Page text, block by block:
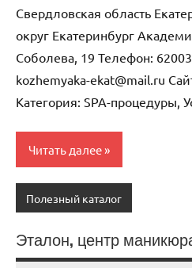
Свердловская область
округ Екатеринбург
Соболева, 19 Телефон:
kozhemyaka-ekat@mail.ru
Категория: SPA-процедуры,
Читать далее
Полезный каталог
Эталон, центр